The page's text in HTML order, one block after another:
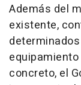
Además del
existente,
concreto, el